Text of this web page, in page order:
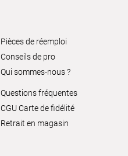
Pièces de réemploi
Conseils de pro
Qui sommes-nous ?
Questions fréquentes
CGU Carte de fidélité
Retrait en magasin